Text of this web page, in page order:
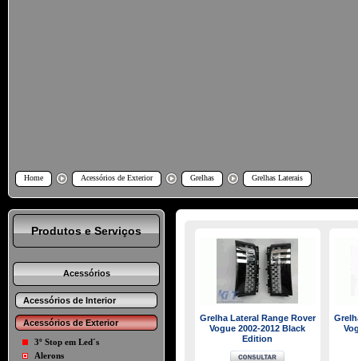
Home Acessórios de Exterior Grelhas Grelhas Laterais
Produtos e Serviços
Acessórios
Acessórios de Interior
Acessórios de Exterior
3º Stop em Led´s
Alerons
Grelha Lateral Range Rover
Vogue 2002-2012 Black
Edition